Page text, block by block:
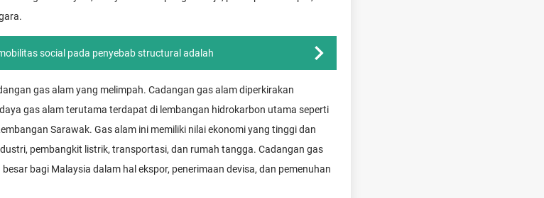
social pada penyebab structural adalah
gas alam yang melimpah. Cadangan gas alam diperkirakan
gas alam terutama terdapat di lembangan hidrokarbon utama seperti
Sarawak. Gas alam ini memiliki nilai ekonomi yang tinggi dan
pembangkit listrik, transportasi, dan rumah tangga. Cadangan gas
bagi Malaysia dalam hal ekspor, penerimaan devisa, dan pemenuhan